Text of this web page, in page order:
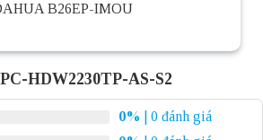
B26EP-IMOU
HDW2230TP-AS-S2
0%
| 0 đánh giá